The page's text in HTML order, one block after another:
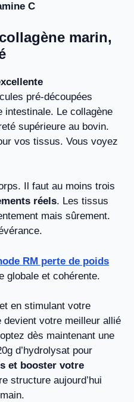
C
marin,
pré-découpées
intestinale. Le collagène
supérieure au bovin.
vos tissus. Vous voyez
Il faut au moins trois
réels. Les tissus
mais sûrement.
RM perte de poids
globale et cohérente.
en stimulant votre
devient votre meilleur allié
dès maintenant une
d’hydrolysat pour
et booster votre
structure aujourd’hui